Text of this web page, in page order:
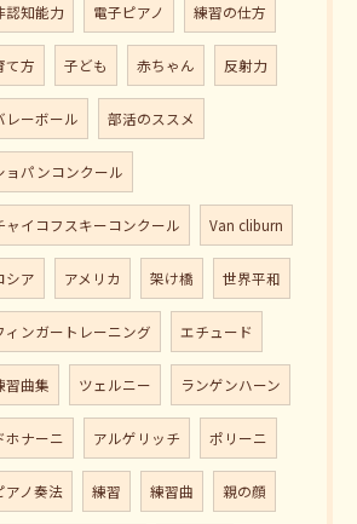
認知能力 電子ピアノ 練習の仕方
て方 子ども 赤ちゃん 反射力
レーボール 部活のススメ
ョパンコンクール
ャイコフスキーコンクール Van cliburn
シア アメリカ 架け橋 世界平和
ィンガートレーニング エチュード
習曲集 ツェルニー ランゲンハーン
ホナーニ アルゲリッチ ポリーニ
アノ奏法 練習 練習曲 親の顔